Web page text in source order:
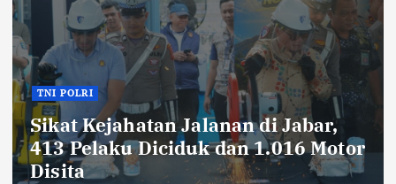
TNI POLRI
Ribuan Knalpot Brong Disita Polisi,
Gubernur Jabar Kang Dedi Bakal
Berikan Kompensasi Knalpot
Standar